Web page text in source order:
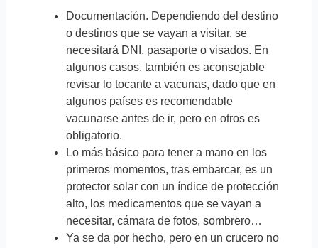
Documentación. Dependiendo del destino
o destinos que se vayan a visitar, se
necesitará DNI, pasaporte o visados. En
algunos casos, también es aconsejable
revisar lo tocante a vacunas, dado que en
algunos países es recomendable
vacunarse antes de ir, pero en otros es
obligatorio.
Lo más básico para tener a mano en los
primeros momentos, tras embarcar, es un
protector solar con un índice de protección
alto, los medicamentos que se vayan a
necesitar, cámara de fotos, sombrero…
Ya se da por hecho, pero en un crucero no